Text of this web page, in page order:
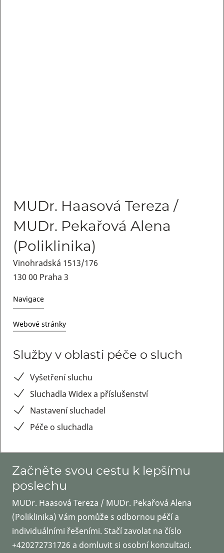
MUDr. Haasová Tereza /
MUDr. Pekařová Alena
(Poliklinika)
Vinohradská 1513/176
130 00 Praha 3
Navigace
Webové stránky
Služby v oblasti péče o sluch
Vyšetření sluchu
Sluchadla Widex a příslušenství
Nastavení sluchadel
Péče o sluchadla
Začněte svou cestu k lepšímu
poslechu
MUDr. Haasová Tereza / MUDr. Pekařová Alena
(Poliklinika) Vám pomůže s odbornou péčí a
individuálními řešeními. Stačí zavolat na číslo
+420272731726 a domluvit si osobní konzultaci.